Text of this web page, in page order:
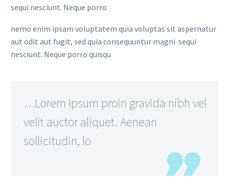
sequi nesciunt. Neque porro
nemo enim ipsam voluptatem quia voluptas sit aspernatur
aut odit aut fugit, sed quia consequuntur magni sequi
nesciunt. Neque porro quisqu
…Lorem Ipsum proin gravida nibh vel
velit auctor aliquet. Aenean
sollicitudin, lo